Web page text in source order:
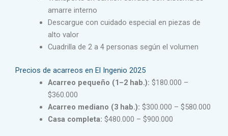
amarre interno
Descargue con cuidado especial en piezas de
alto valor
Cuadrilla de 2 a 4 personas según el volumen
Precios de acarreos en El Ingenio 2025
Acarreo pequeño (1–2 hab.): $180.000 –
$360.000
Acarreo mediano (3 hab.): $300.000 – $580.000
Casa completa: $480.000 – $900.000